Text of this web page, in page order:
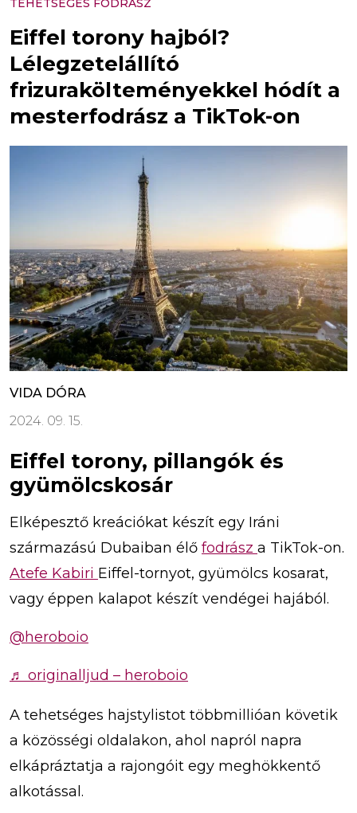
TEHETSÉGES FODRÁSZ
Eiffel torony hajból?
Lélegzetelállító
frizurakölteményekkel hódít a
mesterfodrász a TikTok-on
VIDA DÓRA
2024. 09. 15.
Eiffel torony, pillangók és
gyümölcskosár
Elképesztő kreációkat készít egy Iráni
származású Dubaiban élő fodrász a TikTok-on.
Atefe Kabiri Eiffel-tornyot, gyümölcs kosarat,
vagy éppen kalapot készít vendégei hajából.
@heroboio
♬ originalljud – heroboio
A tehetséges hajstylistot többmillióan követik
a közösségi oldalakon, ahol napról napra
elkápráztatja a rajongóit egy meghökkentő
alkotással.